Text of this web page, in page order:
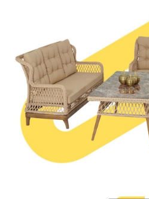
Bahçe Mobilyaları Satış Mağazası İzmir